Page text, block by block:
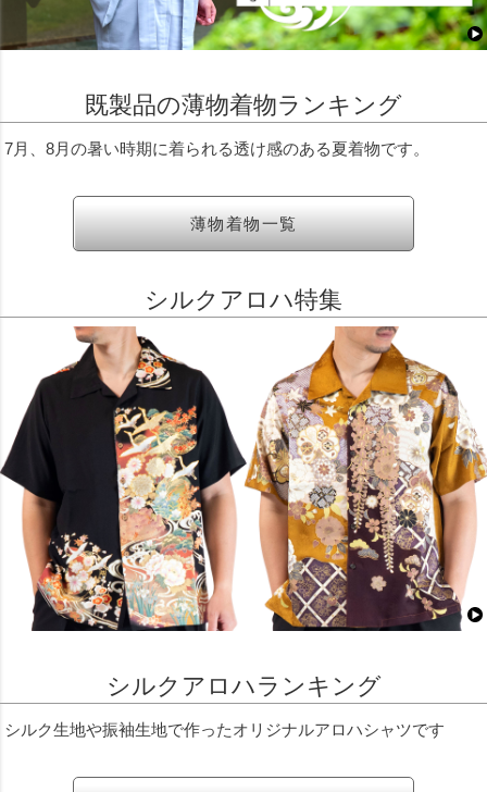
既製品の薄物着物ランキング
7月、8月の暑い時期に着られる透け感のある夏着物です。
薄物着物一覧
シルクアロハ特集
シルクアロハランキング
シルク生地や振袖生地で作ったオリジナルアロハシャツです